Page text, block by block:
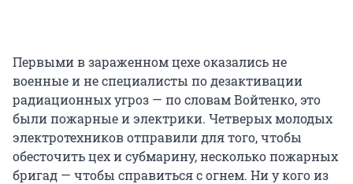
Первыми в зараженном цехе оказались не
военные и не специалисты по дезактивации
радиационных угроз — по словам Войтенко, это
были пожарные и электрики. Четверых молодых
электротехников отправили для того, чтобы
обесточить цех и субмарину, несколько пожарных
бригад — чтобы справиться с огнем. Ни у кого из